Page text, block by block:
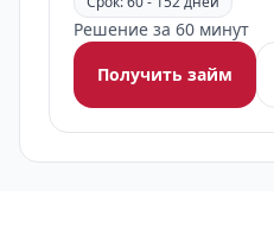
Решение за 60 минут
Получить займ